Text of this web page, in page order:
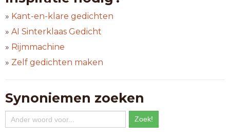
» Kant-en-klare gedichten
» AI Sinterklaas Gedicht
» Rijmmachine
» Zelf gedichten maken
Synoniemen zoeken